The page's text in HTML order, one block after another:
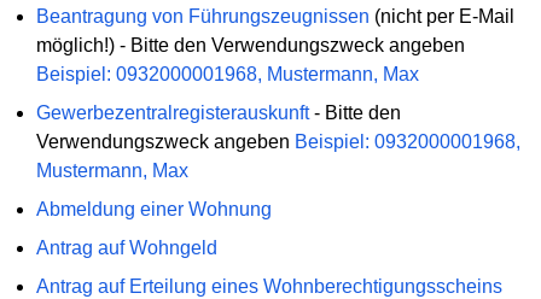
Beantragung von Führungszeugnissen (nicht per E-Mail
möglich!) - Bitte den Verwendungszweck angeben
Beispiel: 0932000001968, Mustermann, Max
Gewerbezentralregisterauskunft- Bitte den
Verwendungszweck angeben Beispiel: 0932000001968,
Mustermann, Max
Abmeldung einer Wohnung
Antrag auf Wohngeld
Antrag auf Erteilung eines Wohnberechtigungsscheins